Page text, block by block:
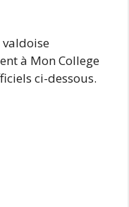
valdoise
à Mon College
ci-dessous.